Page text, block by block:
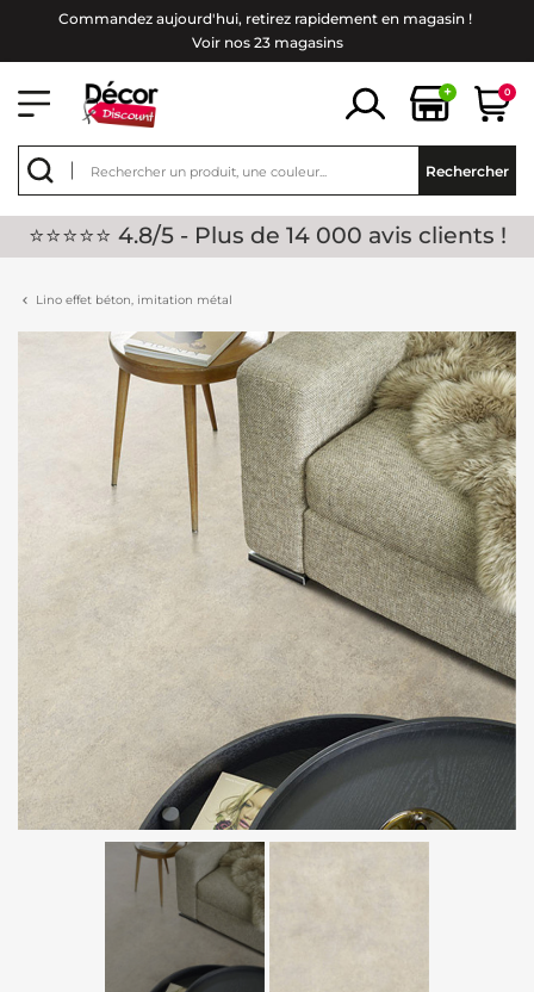
Commandez aujourd'hui, retirez rapidement en magasin !
Voir nos 23 magasins
+ 0
Rechercher
⭐⭐⭐⭐⭐ 4.8/5 - Plus de 14 000 avis clients !
Lino effet béton, imitation métal